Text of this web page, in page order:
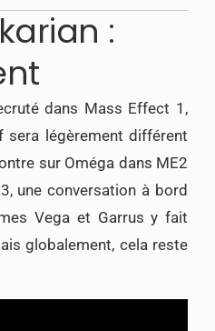
:
dans Mass Effect 1,
légèrement différent
sur Oméga dans ME2
une conversation à bord
Vega et Garrus y fait
globalement, cela reste